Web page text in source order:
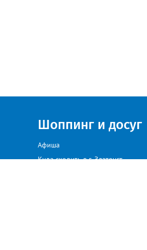
Шоппинг и досуг
Афиша
Куда сходить в г. Златоуст